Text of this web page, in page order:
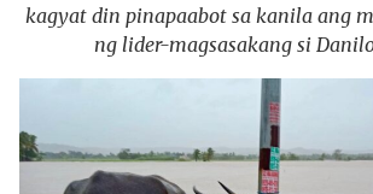
kagyat din pinapaabot sa kanila ang
ng lider-magsasakang si